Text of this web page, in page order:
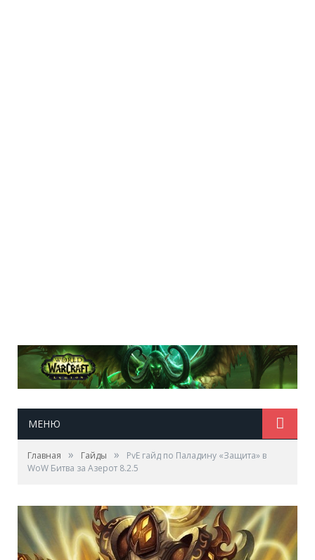
МЕНЮ
Главная » Гайды »
PvE гайд по Паладину «Защита» в
WoW Битва за Азерот 8.2.5